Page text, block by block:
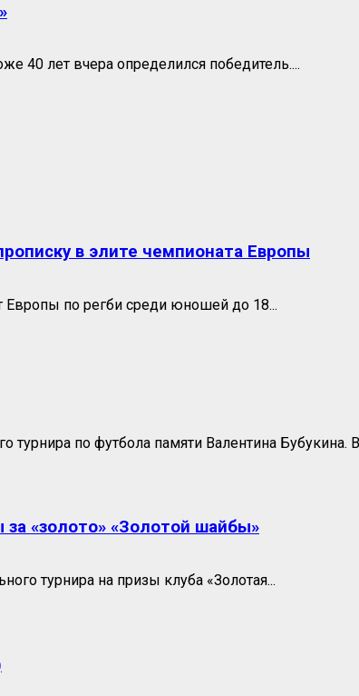
40 лет вчера определился победитель....
в элите чемпионата Европы
Европы по регби среди юношей до 18...
по футбола памяти Валентина Бубукина.
«золото» «Золотой шайбы»
турнира на призы клуба «Золотая...